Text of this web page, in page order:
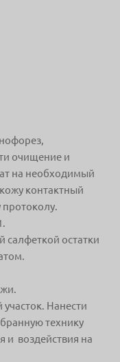
очищение и
на необходимый
контактный
салфеткой остатки
Нанести
технику
и воздействия на